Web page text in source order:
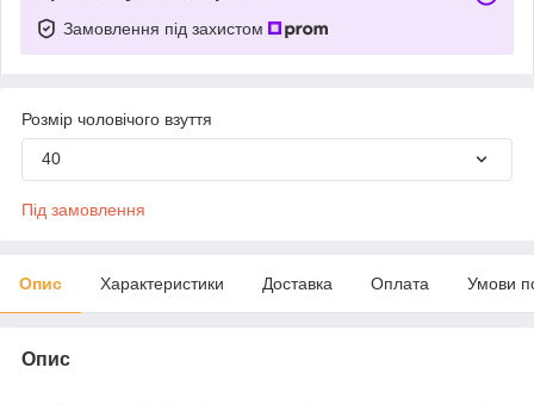
Замовлення під захистом
Розмір чоловічого взуття
40
Під замовлення
Опис Характеристики Доставка Оплата Умови
Опис